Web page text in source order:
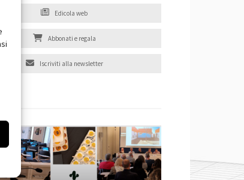
Edicola web
Abbonati e regala
Iscriviti alla newsletter